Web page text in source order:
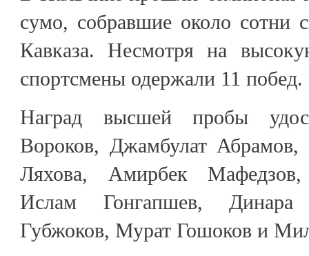
сумо, собравшие около сотни
Кавказа. Несмотря на
спортсмены одержали 11 побед.
Наград высшей пробы
Вороков, Джамбулат
Ляхова, Амирбек
Ислам Гонгапшев, Динара
Губжоков, Мурат Гошоков и